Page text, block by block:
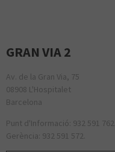
GRAN VIA 2
Av. de la Gran Via, 75
08908 L'Hospitalet
Barcelona
Punt d'Informació: 932 591 762.
Gerència: 932 591 572.